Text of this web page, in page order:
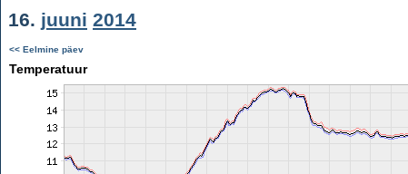
16. juuni 2014
<< Eelmine päev
Temperatuur